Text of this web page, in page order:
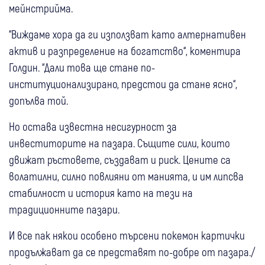
мейнстрийма.
“Виждаме хора да ги използват като алтернативен
актив и разпределение на богатство“, коментира
Голдин. “Дали това ще стане по-
институционализирано, предстои да стане ясно“,
допълва той.
Но остава известна несигурност за
инвеститорите на пазара. Същите сили, които
движат ръстовете, създават и риск. Цените са
волатилни, силно повлияни от манията, и им липсва
стабилност и история като на тези на
традиционните пазари.
И все пак някои особено търсени покемон картички
продължават да се представят по-добре от пазара./